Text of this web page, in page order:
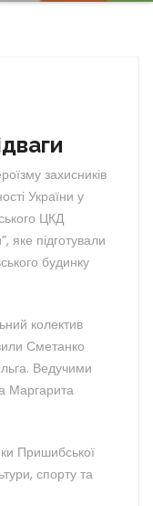
захисників
України у
ЦКД
яке підготували
будинку
колектив
Сметанко
Ведучими
Маргарита
Пришибської
спорту та